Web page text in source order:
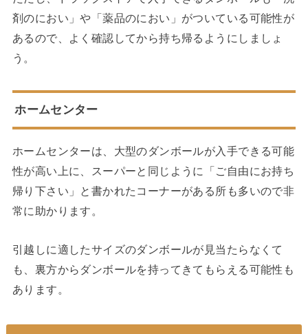
剤のにおい」や「薬品のにおい」がついている可能性が
あるので、よく確認してから持ち帰るようにしましょ
う。
ホームセンター
ホームセンターは、大型のダンボールが入手できる可能
性が高い上に、スーパーと同じように「ご自由にお持ち
帰り下さい」と書かれたコーナーがある所も多いので非
常に助かります。
引越しに適したサイズのダンボールが見当たらなくて
も、裏方からダンボールを持ってきてもらえる可能性も
あります。